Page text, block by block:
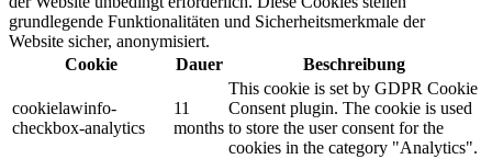
grundlegende Funktionalitäten und Sicherheitsmerkmale der
Website sicher, anonymisiert.
Cookie
Dauer Beschreibung
cookielawinfo-
checkbox-analytics
11
months
This cookie is set by GDPR Cookie
Consent plugin. The cookie is used
to store the user consent for the
cookies in the category "Analytics".